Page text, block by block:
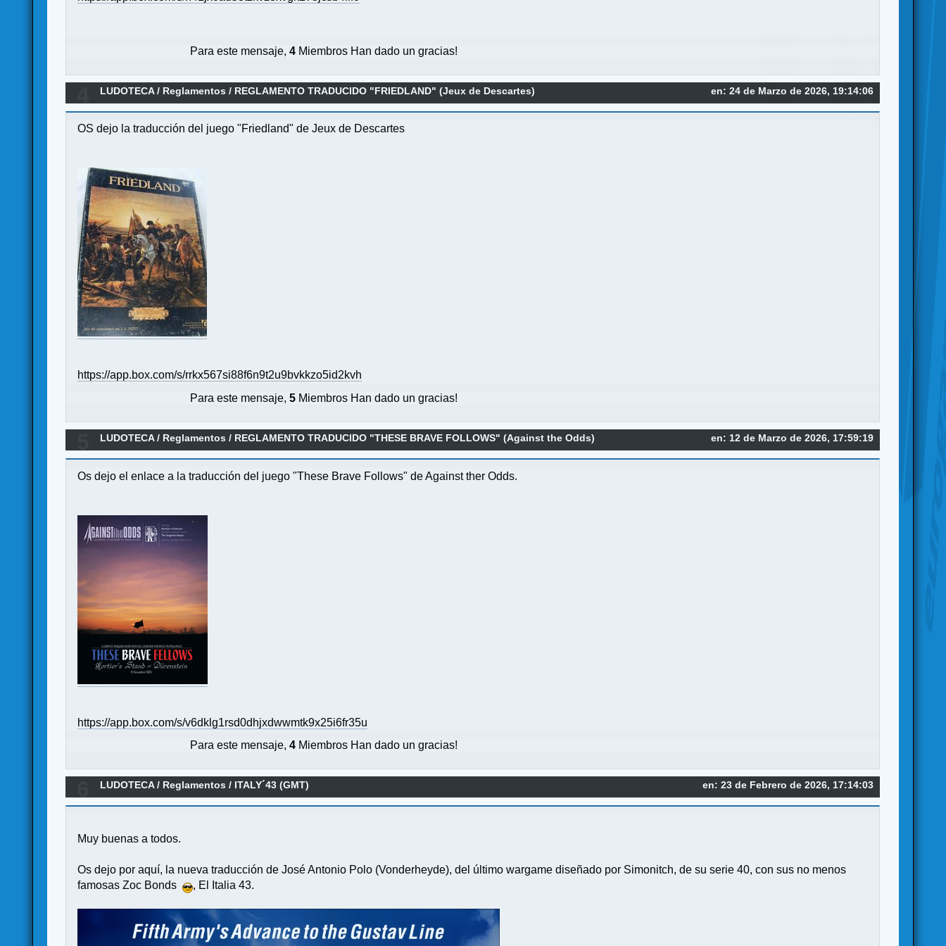
Para este mensaje,4 Miembros Han dado un gracias!
en: 24 de Marzo de 2026, 19:14:06
LUDOTECA/ Reglamentos / REGLAMENTO TRADUCIDO "FRIEDLAND" (Jeux de Descartes)
OS dejo la traducción del juego "Friedland" de Jeux de Descartes
https://app.box.com/s/rrkx567si88f6n9t2u9bvkkzo5id2kvh
Para este mensaje,5 Miembros Han dado un gracias!
en: 12 de Marzo de 2026, 17:59:19
LUDOTECA/ Reglamentos / REGLAMENTO TRADUCIDO "THESE BRAVE FOLLOWS" (Against the Odds)
Os dejo el enlace a la traducción del juego "These Brave Follows" de Against ther Odds.
https://app.box.com/s/v6dklg1rsd0dhjxdwwmtk9x25i6fr35u
Para este mensaje,4 Miembros Han dado un gracias!
en: 23 de Febrero de 2026, 17:14:03
LUDOTECA/ Reglamentos / ITALY´43 (GMT)
Muy buenas a todos.
Os dejo por aquí, la nueva traducción de José Antonio Polo (Vonderheyde), del último wargame diseñado por Simonitch, de su serie 40, con sus no menos
famosas Zoc Bonds
, El Italia 43.